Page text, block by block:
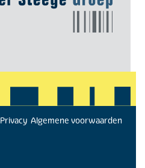
Privacy Algemene voorwaarden